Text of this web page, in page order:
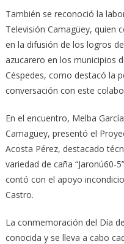
También se reconoció la
Televisión Camagüey, quien
en la difusión de los logros
azucarero en los municipios
Céspedes, como destacó la
conversación con este
En el encuentro, Melba
Camagüey, presentó el
Acosta Pérez, destacado
variedad de caña “Jaronú60-
contó con el apoyo
Castro.
La conmemoración del Día
conocida y se lleva a cabo